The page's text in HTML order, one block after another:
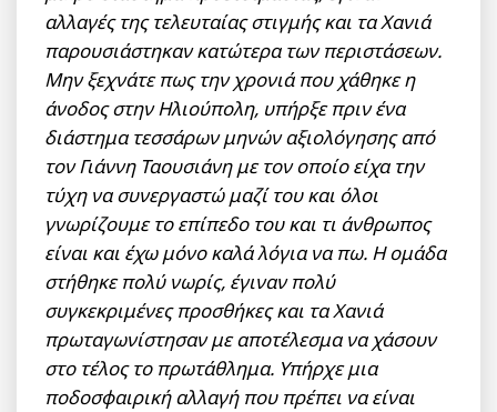
αλλαγές της τελευταίας στιγμής και τα Χανιά
παρουσιάστηκαν κατώτερα των περιστάσεων.
Μην ξεχνάτε πως την χρονιά που χάθηκε η
άνοδος στην Ηλιούπολη, υπήρξε πριν ένα
διάστημα τεσσάρων μηνών αξιολόγησης από
τον Γιάννη Ταουσιάνη με τον οποίο είχα την
τύχη να συνεργαστώ μαζί του και όλοι
γνωρίζουμε το επίπεδο του και τι άνθρωπος
είναι και έχω μόνο καλά λόγια να πω. Η ομάδα
στήθηκε πολύ νωρίς, έγιναν πολύ
συγκεκριμένες προσθήκες και τα Χανιά
πρωταγωνίστησαν με αποτέλεσμα να χάσουν
στο τέλος το πρωτάθλημα. Υπήρχε μια
ποδοσφαιρική αλλαγή που πρέπει να είναι